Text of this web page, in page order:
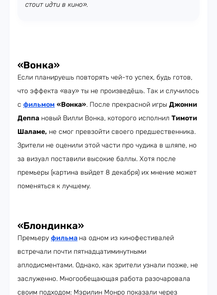
стоит идти в кино».
«Вонка»
Если планируешь повторять чей-то успех, будь готов,
что эффекта «вау» ты не произведёшь. Так и случилось
с фильмом «Вонка». После прекрасной игры Джонни
Деппа новый Вилли Вонка, которого исполнил Тимоти
Шаламе, не смог превзойти своего предшественника.
Зрители не оценили этой части про чудика в шляпе, но
за визуал поставили высокие баллы. Хотя после
премьеры (картина выйдет 8 декабря) их мнение может
поменяться к лучшему.
«Блондинка»
Премьеру фильма на одном из кинофестивалей
встречали почти пятнадцатиминутными
аплодисментами. Однако, как зрители узнали позже, не
заслуженно. Многообещающая работа разочаровала
своим подходом: Мэрилин Монро показали через